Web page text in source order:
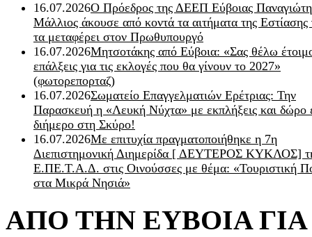
16.07.2026Ο Πρόεδρος της ΔΕΕΠ Εύβοιας
Μάλλιος άκουσε από κοντά τα αιτήματα της Εστίασης
τα μεταφέρει στον Πρωθυπουργό
16.07.2026Μητσοτάκης από Εύβοια: «Σας θέλω
επάλξεις για τις εκλογές που θα γίνουν το 2027»
(φωτορεπορταζ)
16.07.2026Σωματείο Επαγγελματιών Ερέτριας: Την
Παρασκευή η «Λευκή Νύχτα» με εκπλήξεις και δώρο
διήμερο στη Σκύρο!
16.07.2026Με επιτυχία πραγματοποιήθηκε η 7η
Διεπιστημονική Διημερίδα [ ΔEYΤΕΡΟΣ ΚΥΚΛΟΣ]
Ε.ΠΕ.Τ.Α.Δ. στις Οινούσσες με θέμα: «Τουριστική
στα Μικρά Νησιά»
ΑΠΟ ΤΗΝ ΕΥΒΟΙΑ